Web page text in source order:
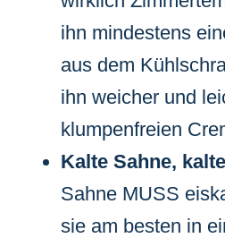
ihn mindestens
aus dem
ihn weicher und
klumpenfreien
Kalte Sahne,
Sahne MUSS
sie am besten in